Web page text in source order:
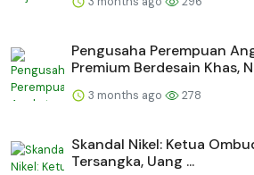
Pengusaha Perempuan
Premium Berdesain Khas,
3 months ago 278
Skandal Nikel: Ketua
Tersangka, Uang ...